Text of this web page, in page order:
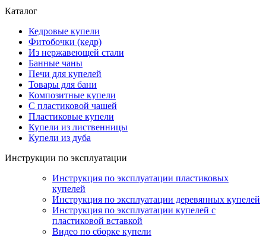
Каталог
Кедровые купели
Фитобочки (кедр)
Из нержавеющей стали
Банные чаны
Печи для купелей
Товары для бани
Композитные купели
С пластиковой чашей
Пластиковые купели
Купели из лиственницы
Купели из дуба
Инструкции по эксплуатации
Инструкция по эксплуатации пластиковых
купелей
Инструкция по эксплуатации деревянных купелей
Инструкция по эксплуатации купелей с
пластиковой вставкой
Видео по сборке купели